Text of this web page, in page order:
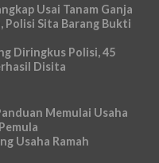
Usai Tanam Ganja
Polisi Sita Barang Bukti
Diringkus Polisi, 45
Disita
Memulai Usaha
Usaha Ramah